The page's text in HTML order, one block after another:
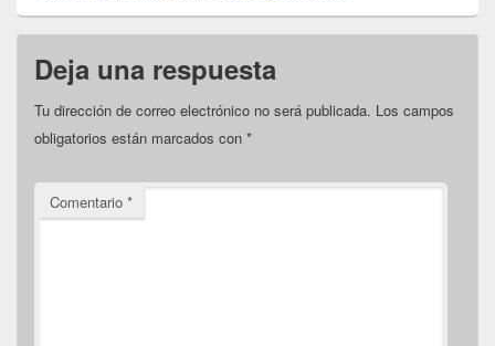
Deja una respuesta
Tu dirección de correo electrónico no será publicada. Los campos
obligatorios están marcados con *
Comentario *